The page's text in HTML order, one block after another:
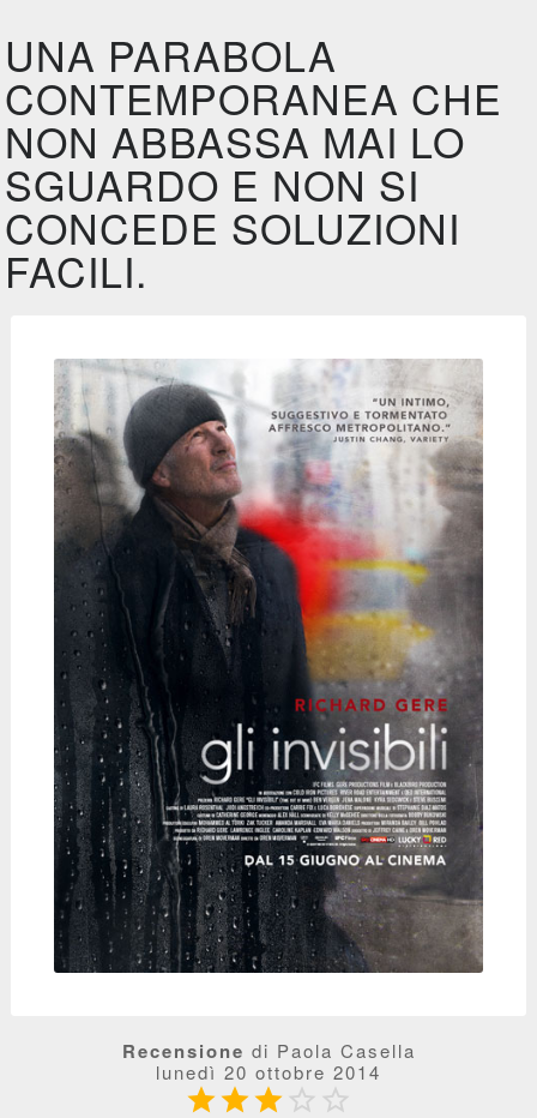
UNA PARABOLA
CONTEMPORANEA CHE
NON ABBASSA MAI LO
SGUARDO E NON SI
CONCEDE SOLUZIONI
FACILI.
Recensione di Paola Casella
lunedì 20 ottobre 2014
  